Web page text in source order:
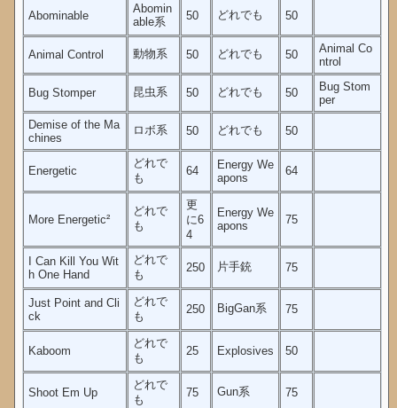
Abominable
Abomin
able系
50 どれでも 50
Animal Control 動物系 50 どれでも 50
Animal Co
ntrol
Bug Stomper 昆虫系 50 どれでも 50
Bug Stom
per
Demise of the Ma
chines
ロボ系 50 どれでも 50
Energetic
どれで
も
64
Energy We
apons
64
More Energetic²
どれで
も
更
に6
4
Energy We
apons
75
I Can Kill You Wit
h One Hand
どれで
も
250 片手銃 75
Just Point and Cli
ck
どれで
も
250 BigGan系 75
Kaboom
どれで
も
25 Explosives 50
Shoot Em Up
どれで
も
75 Gun系 75